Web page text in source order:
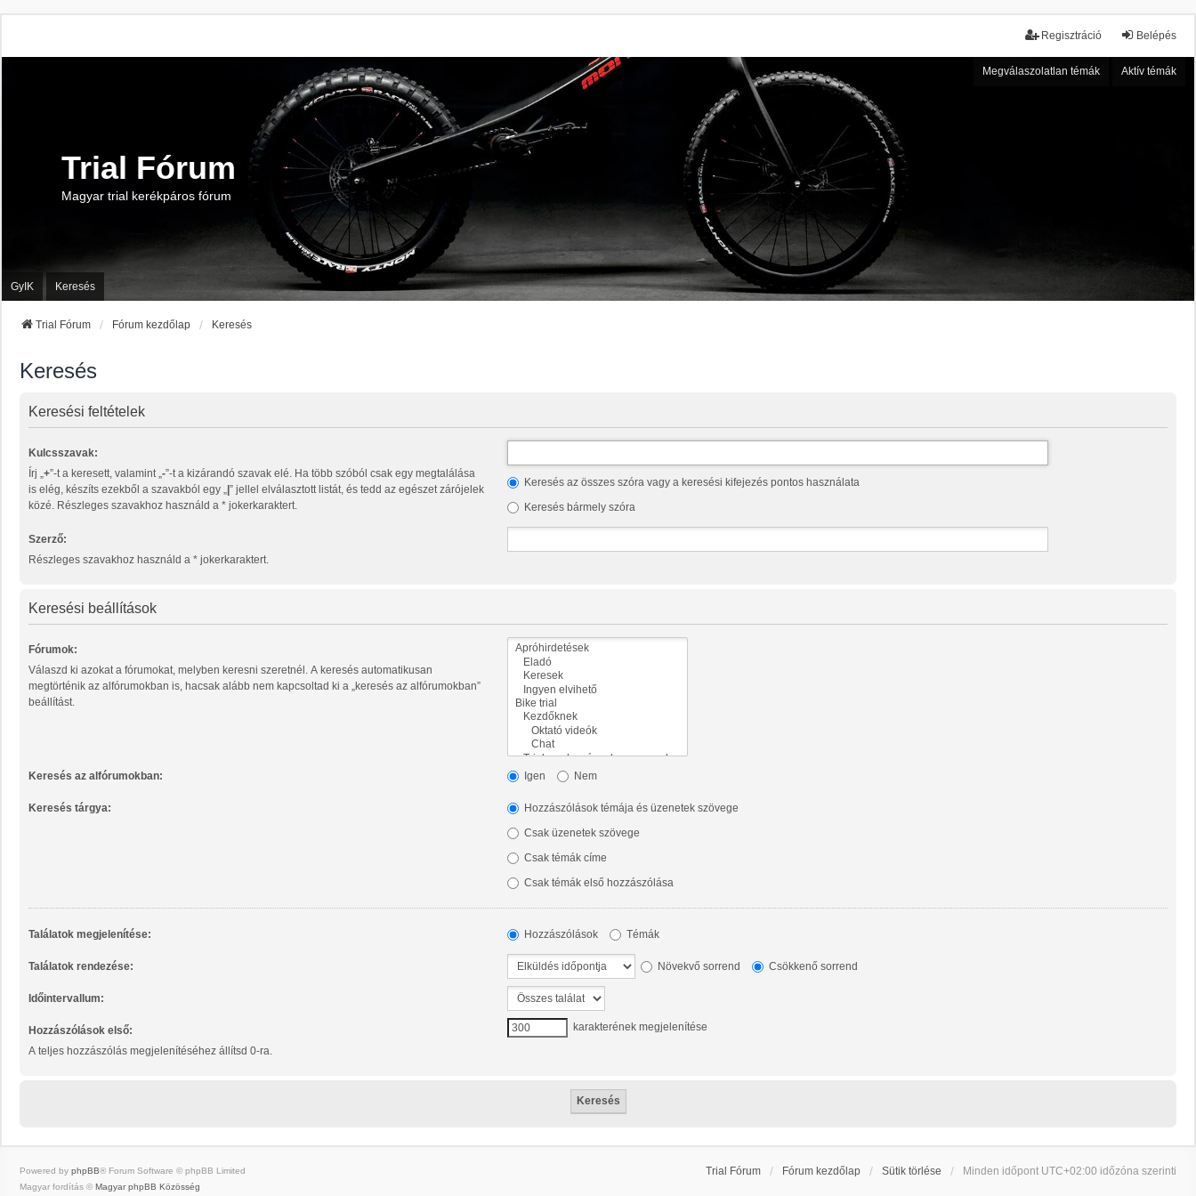
Belépés
Regisztráció
Megválaszolatlan témák Aktív témák
Trial Fórum
Magyar trial kerékpáros fórum
GyIK Keresés
Trial Fórum Fórum kezdőlap Keresés
Keresés
Keresési feltételek
Kulcsszavak:
Írj „+”-t a keresett, valamint „-”-t a kizárandó szavak elé. Ha több szóból csak egy megtalálása
is elég, készíts ezekből a szavakból egy „ ” jellel elválasztott listát, és tedd az egészet zárójelek
közé. Részleges szavakhoz használd a * jokerkaraktert.
Keresés az összes szóra vagy a keresési kifejezés pontos használata
Keresés bármely szóra
Szerző:
Részleges szavakhoz használd a * jokerkaraktert.
Keresési beállítások
Fórumok:
Válaszd ki azokat a fórumokat, melyben keresni szeretnél. A keresés automatikusan
megtörténik az alfórumokban is, hacsak alább nem kapcsoltad ki a „keresés az alfórumokban”
beállítást.
Keresés az alfórumokban: Igen Nem
Keresés tárgya:
Hozzászólások témája és üzenetek szövege
Csak üzenetek szövege
Csak témák címe
Csak témák első hozzászólása
Találatok megjelenítése: Hozzászólások Témák
Találatok rendezése: Növekvő sorrend Csökkenő sorrend
Időintervallum:
Hozzászólások első:
A teljes hozzászólás megjelenítéséhez állítsd 0-ra.
karakterének megjelenítése
Trial Fórum Fórum kezdőlap Sütik törlése Minden időpont UTC+02:00 időzóna szerinti
Powered by phpBB® Forum Software © phpBB Limited
Magyar fordítás © Magyar phpBB Közösség